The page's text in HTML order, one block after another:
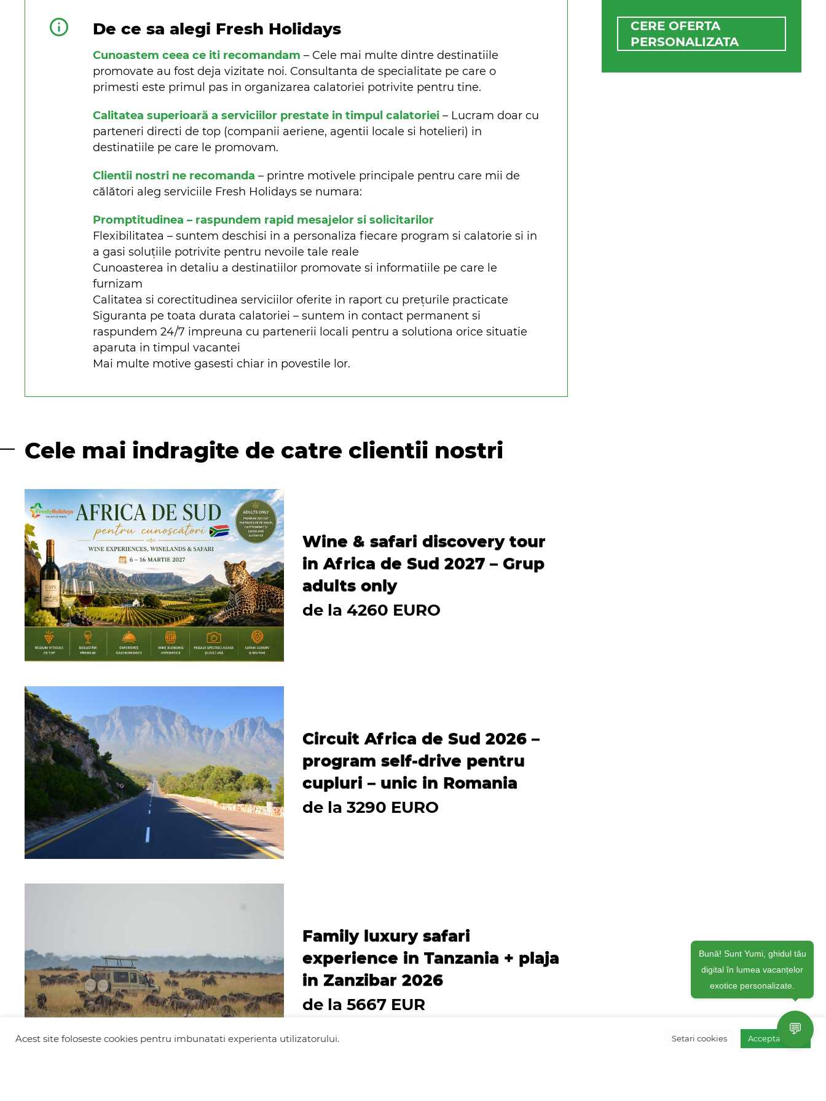
De ce sa alegi Fresh Holidays
Cunoastem ceea ce iti recomandam – Cele mai multe dintre destinatiile
promovate au fost deja vizitate noi. Consultanta de specialitate pe care o
primesti este primul pas in organizarea calatoriei potrivite pentru tine.
Calitatea superioară a serviciilor prestate in timpul calatoriei – Lucram doar cu
parteneri directi de top (companii aeriene, agentii locale si hotelieri) in
destinatiile pe care le promovam.
Clientii nostri ne recomanda – printre motivele principale pentru care mii de
călători aleg serviciile Fresh Holidays se numara:
Promptitudinea – raspundem rapid mesajelor si solicitarilor
Flexibilitatea – suntem deschisi in a personaliza fiecare program si calatorie si in
a gasi soluțiile potrivite pentru nevoile tale reale
Cunoasterea in detaliu a destinatiilor promovate si informatiile pe care le
furnizam
Calitatea si corectitudinea serviciilor oferite in raport cu prețurile practicate
Siguranta pe toata durata calatoriei – suntem in contact permanent si
raspundem 24/7 impreuna cu partenerii locali pentru a solutiona orice situatie
aparuta in timpul vacantei
Mai multe motive gasesti chiar in povestile lor.
Cele mai indragite de catre clientii nostri
Wine & safari discovery tour
in Africa de Sud 2027 – Grup
adults only
de la 4260 EURO
Circuit Africa de Sud 2026 –
program self-drive pentru
cupluri – unic in Romania
de la 3290 EURO
Family luxury safari
experience in Tanzania + plaja
in Zanzibar 2026
de la 5667 EUR
CERE OFERTA
PERSONALIZATA
Acest site foloseste cookies pentru imbunatati experienta utilizatorului. Setari cookies Accepta toate
💬
Bună! Sunt Yumi, ghidul tău
digital în lumea vacanțelor
exotice personalizate.